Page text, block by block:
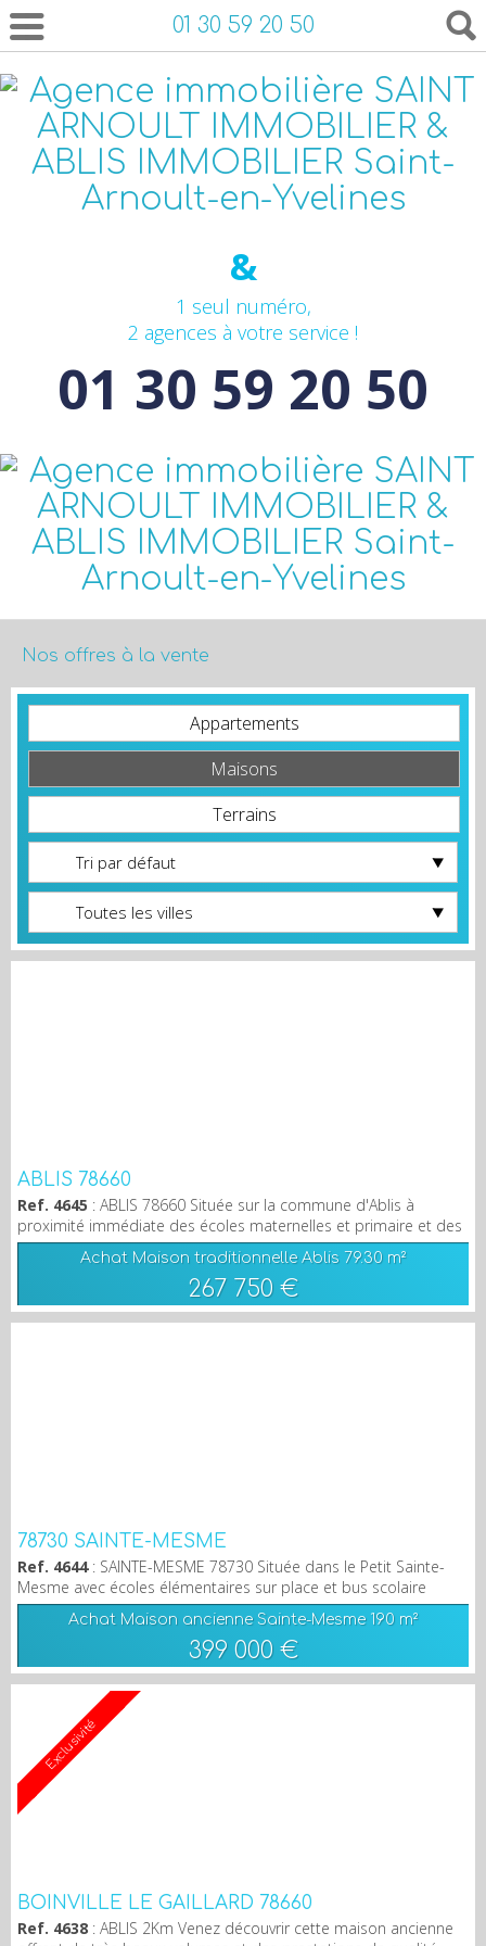
&
1 seul numéro,
2 agences à votre service !
01 30 59 20 50
01 30 59 20 50
Nos offres à la vente
Appartements
Maisons
Terrains
Tri par défaut
Toutes les villes
ABLIS 78660
Ref. 4645 : ABLIS 78660 Située sur la commune d'Ablis à
proximité immédiate des écoles maternelles et primaire et des
commodités (Boulangerie, Pharmacie, Supermarché...), venez
visiter cette maison datant de 2013 comprenant une entrée, un
salon/séjour avec cheminée et sa cuisine ouverte aménagée et
équipée, et un W.C indépendant. A l'étage, pièce palière
desservant trois chambres spacieuses et une...
Achat Maison traditionnelle Ablis 79.30 m²
267 750 €
78730 SAINTE-MESME
Ref. 4644: SAINTE-MESME 78730 Située dans le Petit Sainte-
Mesme avec écoles élémentaires sur place et bus scolaire
desservant la gare de Dourdan en 10 min (RER C direction Paris
Austerlitz) ou en voiture en 5 min pour accéder aux
commodités, à proximité des axes routiers (A10,A11,N10) et 25
min de Rambouillet, venez visiter cette maison dans un
environnement calme et verdoyant sans vis-à-vis. Ell...
Achat Maison ancienne Sainte-Mesme 190 m²
399 000 €
Exclusivité
BOINVILLE LE GAILLARD 78660
Ref. 4638 : ABLIS 2Km Venez découvrir cette maison ancienne